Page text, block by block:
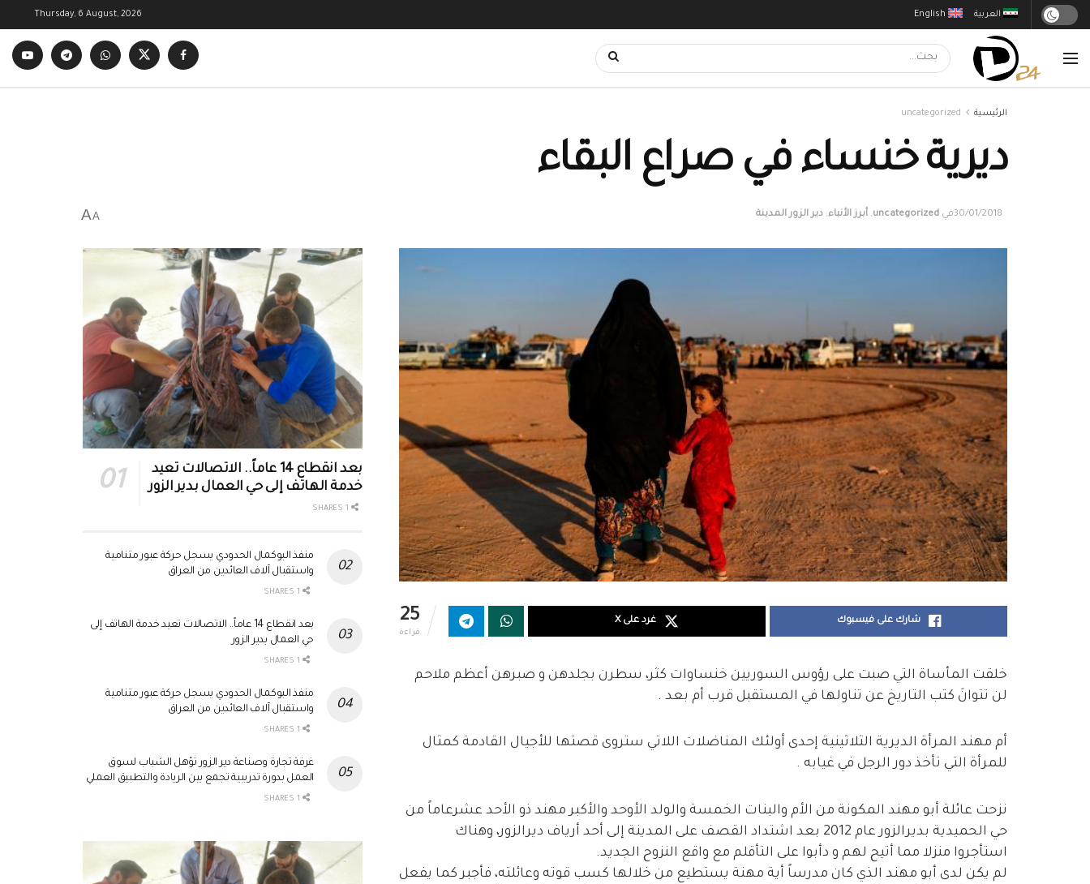
English العربية Thursday, 6 August, 2026
الرئيسية uncategorized
ديرية خنساء في صراع البقاء
30/01/2018في uncategorized
, أبرز الأنباء, دير الزور المدينة A
A
25
قراءة
شارك على فيسبوك غرد على X
خلقت المأساة التي صبت على رؤوس السوريين خنساوات كثر، سطرن بجلدهن و صبرهن أعظم ملاحم
لن تتوانَ كتب التاريخ عن تناولها في المستقبل قرب أم بعد .
أم مهند المرأة الديرية الثلاثينية إحدى أولئك المناضلات اللاتي ستروى قصتها للأجيال القادمة كمثال
للمرأة التي تأخذ دور الرجل في غيابه .
نزحت عائلة أبو مهند المكونة من الأم والبنات الخمسة والولد الأوحد والأكبر مهند ذو الأحد عشرعاماً من
حي الحميدية بديرالزور عام 2012 بعد اشتداد القصف على المدينة إلى أحد أرياف ديرالزور، وهناك
استأجروا منزلا مما أتيح لهم و دأبوا على التأقلم مع واقع النزوح الجديد.
لم يكن لدى أبو مهند الذي كان مدرساً أية مهنة يستطيع من خلالها كسب قوته وعائلته، فأجبر كما يفعل
بعد انقطاع 14 عاماً.. الاتصالات تعيد
خدمة الهاتف إلى حي العمال بدير الزور
منفذ البوكمال الحدودي يسجل حركة عبور متنامية
واستقبال آلاف العائدين من العراق
بعد انقطاع 14 عاماً.. الاتصالات تعيد خدمة الهاتف إلى
حي العمال بدير الزور
منفذ البوكمال الحدودي يسجل حركة عبور متنامية
واستقبال آلاف العائدين من العراق
غرفة تجارة وصناعة دير الزور تؤهل الشباب لسوق
العمل بدورة تدريبية تجمع بين الريادة والتطبيق العملي